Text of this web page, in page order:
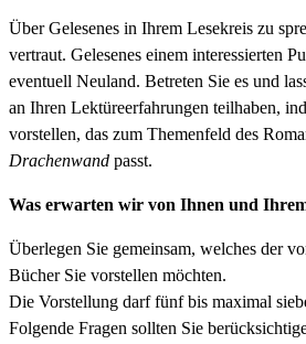
Über Gelesenes in Ihrem Lesekreis zu
vertraut. Gelesenes einem interessierten
eventuell Neuland. Betreten Sie es und
an Ihren Lektüreerfahrungen teilhaben,
vorstellen, das zum Themenfeld des
Drachenwand passt.
Was erwarten wir von Ihnen und
Überlegen Sie gemeinsam, welches der
Bücher Sie vorstellen möchten.
Die Vorstellung darf fünf bis maximal
Folgende Fragen sollten Sie